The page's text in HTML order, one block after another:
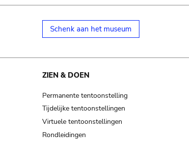
Schenk aan het museum
ZIEN & DOEN
Permanente tentoonstelling
Tijdelijke tentoonstellingen
Virtuele tentoonstellingen
Rondleidingen